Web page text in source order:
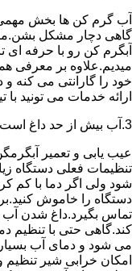
آب گرم کن ها بخش
گاهی دچار مشکل بشن.ما
آبگرم کن رو با حرفه
میدیم.علاوه بر
خود را گارانتی می کنه
ارائه خدمات می تونید با
3.آب بیش از حد داغ است
عیب یابی و تعمیر
تنظیمات فعلی دستگاه
شود ولی اگر دما با کم
دستگاه را خاموش
تماس بگیرد.داغ شدن آب
کند.گاهی حتی با تنظیم
می شود و دمای آب
امکان خرابی شیر تنظیم